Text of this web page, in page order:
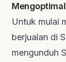
Untuk mulai
berjualan di
mengunduh